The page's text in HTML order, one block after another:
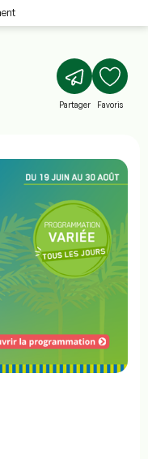
Partager Favoris